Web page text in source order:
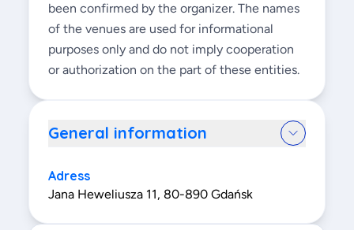
been confirmed by the organizer. The names
of the venues are used for informational
purposes only and do not imply cooperation
or authorization on the part of these entities.
General information
Adress
Jana Heweliusza 11, 80-890 Gdańsk